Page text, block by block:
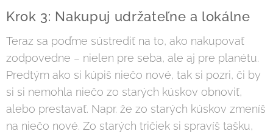
Krok 3: Nakupuj udržateľne a lokálne
Teraz sa poďme sústrediť na to, ako nakupovať
zodpovedne – nielen pre seba, ale aj pre planétu.
Predtým ako si kúpiš niečo nové, tak si pozri, či by
si si nemohla niečo zo starých kúskov obnoviť,
alebo prestavať. Napr. že zo starých kúskov zmeníš
na niečo nové. Zo starých tričiek si spravíš tašku,